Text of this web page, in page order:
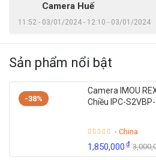
Camera Huế
11:52 - 03/01/2024 - 12:10 - 03/01/2024
Sản phẩm nổi bật
-38%
Camera IMOU
Chiều IPC-
- China
1,850,000₫